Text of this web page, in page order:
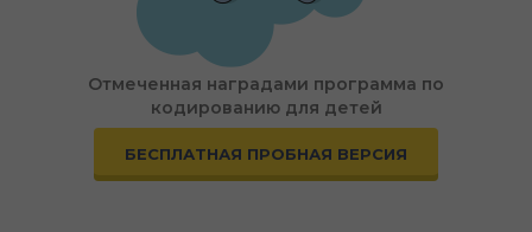
Отмеченная наградами программа по
кодированию для детей
БЕСПЛАТНАЯ ПРОБНАЯ ВЕРСИЯ